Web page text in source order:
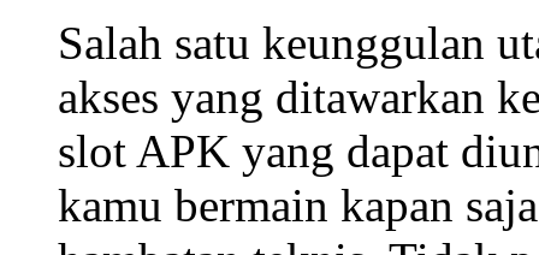
Salah satu keunggulan
akses yang ditawarkan
slot APK yang dapat
kamu bermain kapan